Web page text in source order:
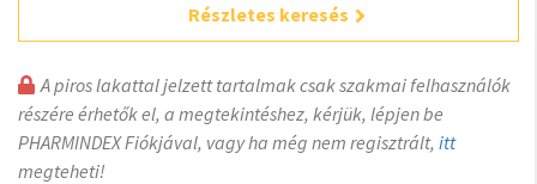
Részletes keresés
A piros lakattal jelzett tartalmak csak szakmai felhasználók
részére érhetők el, a megtekintéshez, kérjük, lépjen be
PHARMINDEX Fiókjával, vagy ha még nem regisztrált, itt
megteheti!